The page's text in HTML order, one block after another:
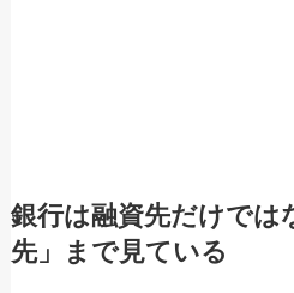
銀行は融資先だけでは
先」まで見ている